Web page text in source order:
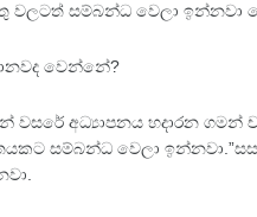
වලටත් සම්බන්ධ වෙලා ඉන්නවා
වෙන්නේ?
වසරේ අධ්‍යාපනය හදාරන
සම්බන්ධ වෙලා